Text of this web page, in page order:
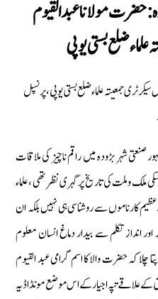
حضرت مولانا عبد القیوم
ضلع بستی یوپی
جمعیتہ علماء ضلع بستی یوپی، پرنسپل
صنعتی شہر بڑودہ میں راقم ناچیز کی ملاقات
ملک وملت کی تاریخ پر گہری نظر تھی ،علماء
کارناموں سے روشناسى ہی نہیں بلکہ ان
انداز تکلم سے بیدار دماغ انسان معلوم
كہ حضرت والا كا اسم گرامى عبد القيوم
علاقے تپہ اجیار کے اس موضع مونڈا ڈیہ